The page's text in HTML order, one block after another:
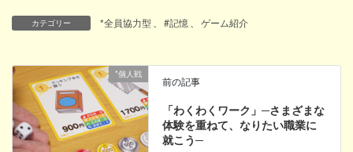
カテゴリー *全員協力型 #記憶 ゲーム紹介
*個人戦
前の記事
「わくわくワーク」─さまざまな
体験を重ねて、なりたい職業に
就こう─